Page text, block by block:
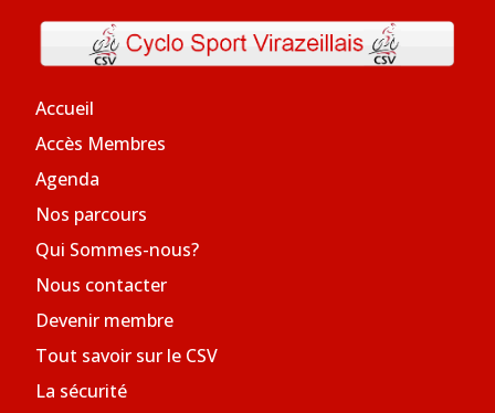
Accueil
Accès Membres
Agenda
Nos parcours
Qui Sommes-nous?
Nous contacter
Devenir membre
Tout savoir sur le CSV
La sécurité